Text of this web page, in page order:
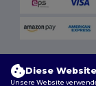
Diese
Unsere Website